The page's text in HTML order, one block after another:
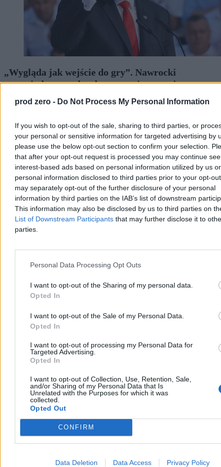
prod zero - Do Not Process My Personal Information
If you wish to opt-out of the sale, sharing to third parties, or
your personal or sensitive information for targeted advertising by
please use the below opt-out section to confirm your selection.
that after your opt-out request is processed you may continue
interest-based ads based on personal information utilized by us or
personal information disclosed to third parties prior to your opt-
may separately opt-out of the further disclosure of your personal
information by third parties on the IAB’s list of downstream
This information may also be disclosed by us to third parties on
List of Downstream Participants that may further disclose it to
parties.
Personal Data Processing Opt Outs
I want to opt-out of the Sharing of my personal data.
Opted In
I want to opt-out of the Sale of my Personal Data.
Opted In
I want to opt-out of processing my Personal Data for
Targeted Advertising.
Opted In
I want to opt-out of Collection, Use, Retention, Sale,
and/or Sharing of my Personal Data that Is
Unrelated with the Purposes for which it was
collected.
Opted Out
CONFIRM
Data Deletion Data Access Privacy Policy
„Wygląda jak wejście do gry”. Nawrocki
zapowiada prezydencką strategię rozwoju
W ciągu kilku miesięcy zostanie zaprezentowana „prezydencka
prezydentury. – Wierzę głęboko, że stanie się punktem odniesienia
dla najbliższej kampanii parlamentarnej – powiedział.
Krzysztof Jabłonowski
Dzisiaj 20:58
4 min
Kraj
Nawrocki podsumowuje pierwszy rok kadencji.
„Chcę, byście mnie oceniali”
– Bardzo się cieszę, że w rok od zaprzysiężenia jesteście ze swoim
prezydentem w naszym wspólnym domu. Wy zdecydowaliście o
tym, że mam być waszym głosem w Pałacu Prezydenckim –
powiedział Karol Nawrocki podczas obchodów rocznicy jego
zaprzysiężenia na stanowisko prezydenta RP. W trackie wystąpienia